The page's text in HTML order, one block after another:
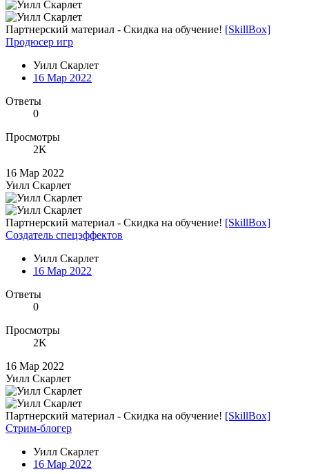
Партнерский материал - Скидка на обучение! [SkillBox]
Продюсер игр
Уилл Скарлет
16 Мар 2022
Ответы
0
Просмотры
2K
16 Мар 2022
Уилл Скарлет
Партнерский материал - Скидка на обучение! [SkillBox]
Создатель спецэффектов
Уилл Скарлет
16 Мар 2022
Ответы
0
Просмотры
2K
16 Мар 2022
Уилл Скарлет
Партнерский материал - Скидка на обучение! [SkillBox]
Стрим-блогер
Уилл Скарлет
16 Мар 2022